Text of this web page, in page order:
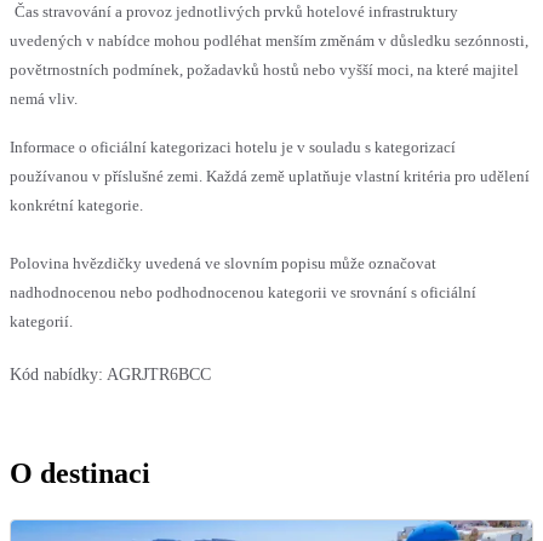
Čas stravování a provoz jednotlivých prvků hotelové infrastruktury
uvedených v nabídce mohou podléhat menším změnám v důsledku sezónnosti,
povětrnostních podmínek, požadavků hostů nebo vyšší moci, na které majitel
nemá vliv.
Informace o oficiální kategorizaci hotelu je v souladu s kategorizací
používanou v příslušné zemi. Každá země uplatňuje vlastní kritéria pro udělení
konkrétní kategorie.
Polovina hvězdičky uvedená ve slovním popisu může označovat
nadhodnocenou nebo podhodnocenou kategorii ve srovnání s oficiální
kategorií.
Kód nabídky: AGRJTR6BCC
O destinaci